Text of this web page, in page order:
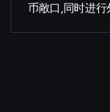
币敞口,同时进行